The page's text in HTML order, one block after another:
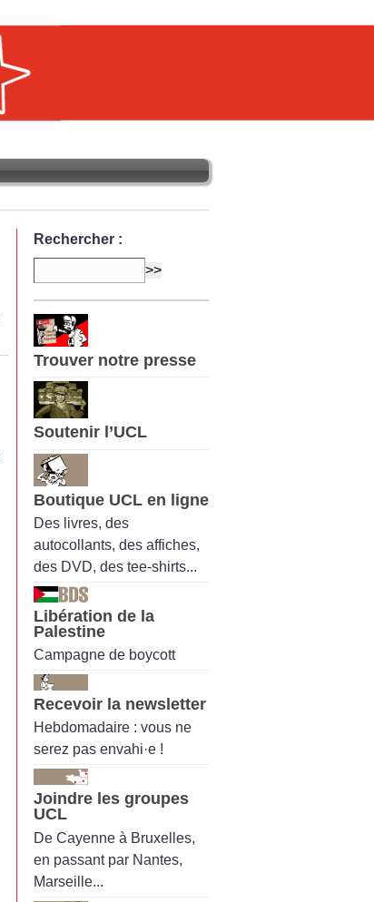
Rechercher :
Trouver notre presse
Soutenir l’UCL
Boutique UCL en ligne
Des livres, des
autocollants, des affiches,
des DVD, des tee-shirts...
Libération de la
Palestine
Campagne de boycott
Recevoir la newsletter
Hebdomadaire : vous ne
serez pas envahi·e !
Joindre les groupes
UCL
De Cayenne à Bruxelles,
en passant par Nantes,
Marseille...